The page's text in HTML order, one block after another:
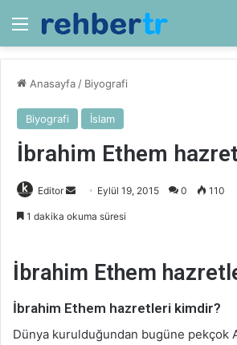
Menü
Anasayfa / Biyografi
Biyografi İslam
İbrahim Ethem
Editor
Bir
Eylül 19, 2015 0 110
1 dakika okuma süresi
İbrahim Ethem
İbrahim Ethem hazretleri kimdir?
Dünya kurulduğundan bugüne pekçok